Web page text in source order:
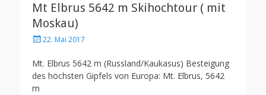
Mt Elbrus 5642 m Skihochtour ( mit
Moskau)
Posted22. Mai 2017
Mt. Elbrus 5642 m (Russland/Kaukasus) Besteigung
des höchsten Gipfels von Europa: Mt. Elbrus, 5642
m